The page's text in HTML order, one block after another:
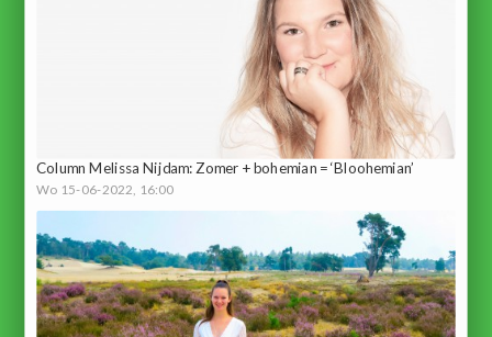
Column Melissa Nijdam: Zomer + bohemian = ‘Bloohemian’
Wo 15-06-2022, 16:00